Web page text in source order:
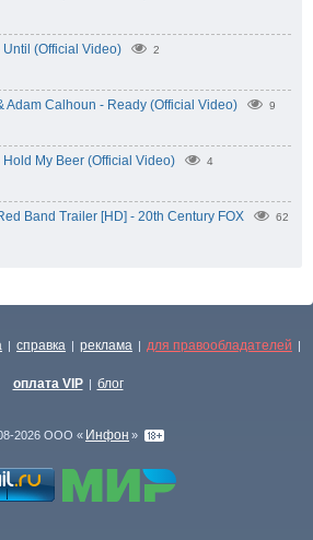
Until (Official Video) 2
Adam Calhoun - Ready (Official Video) 9
My Beer (Official Video) 4
Band Trailer [HD] - 20th Century FOX 62
| справка | реклама | для правообладателей |
оплата VIP | блог
2026 ООО « Инфон »